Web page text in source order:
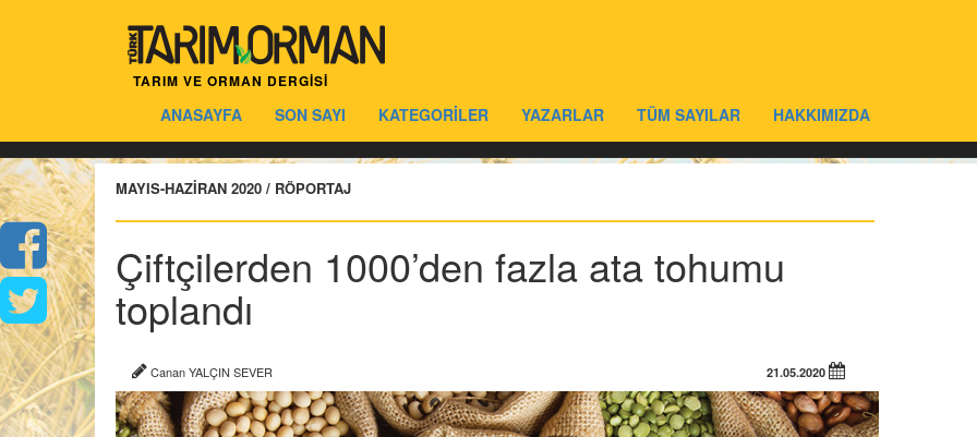
TARIM VE ORMAN DERGİSİ
ANASAYFA SON SAYI KATEGORİLER YAZARLAR TÜM SAYILAR HAKKIMIZDA
MAYIS-HAZİRAN 2020 / RÖPORTAJ
Çiftçilerden 1000’den fazla ata tohumu
toplandı
Canan YALÇIN SEVER 21.05.2020